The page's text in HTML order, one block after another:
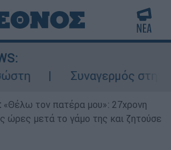
Συναγερμός στην
«Θέλω τον πατέρα μου»: 27χρονη
ώρες μετά το γάμο της και ζητούσε